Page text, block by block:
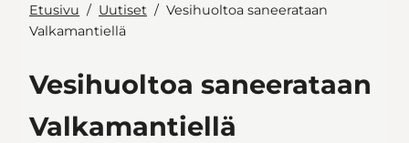
Etusivu Uutiset
Vesihuoltoa saneerataan
Valkamantiellä
Vesihuoltoa saneerataan
Valkamantiellä